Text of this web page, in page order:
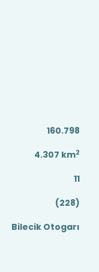
160.798
4.307 km2
11
(228)
Bilecik Otogarı